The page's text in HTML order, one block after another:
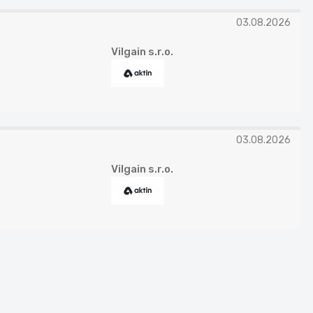
03.08.2026
Vilgain s.r.o.
03.08.2026
Vilgain s.r.o.